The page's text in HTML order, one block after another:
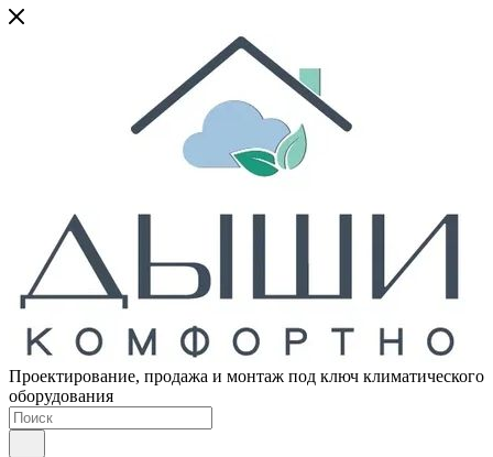
Проектирование, продажа и монтаж под ключ климатического
оборудования